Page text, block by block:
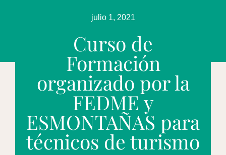
julio 1, 2021
Curso de
Formación
organizado por la
FEDME y
ESMONTAÑAS para
técnicos de turismo